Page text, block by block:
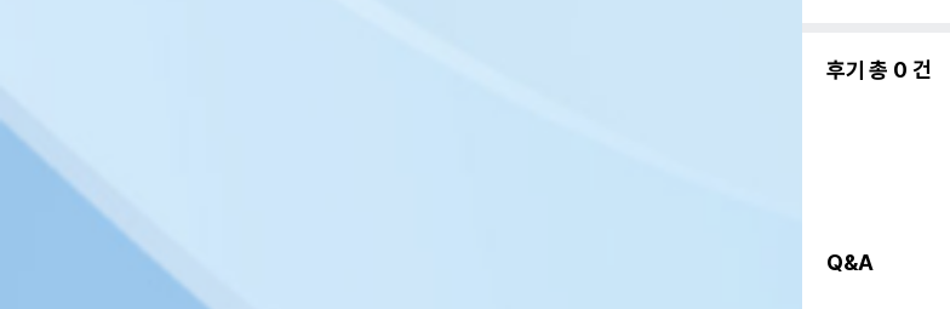
후기 총 0 건
Q&A